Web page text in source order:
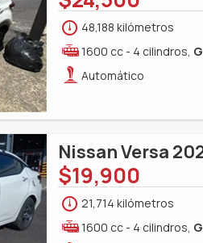
48,188 kilómetros
1600 cc - 4 cilindros,
Automático
Nissan Versa
$19,900
21,714 kilómetros
1600 cc - 4 cilindros,